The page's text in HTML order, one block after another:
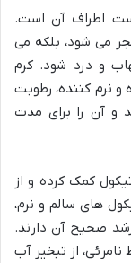
اطراف آن است.
می شود، بلکه می
و درد شود. کرم
و نرم کننده، رطوبت
و آن را برای مدت
کمک کرده و از
های سالم و نرم،
صحیح آن دارند.
از تبخیر آب